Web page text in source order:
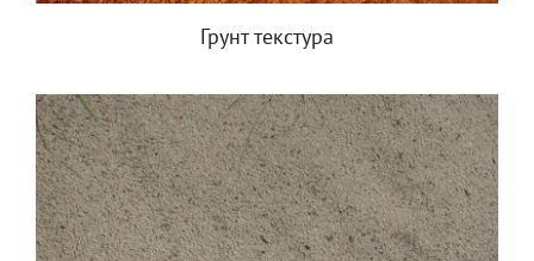
Грунт текстура